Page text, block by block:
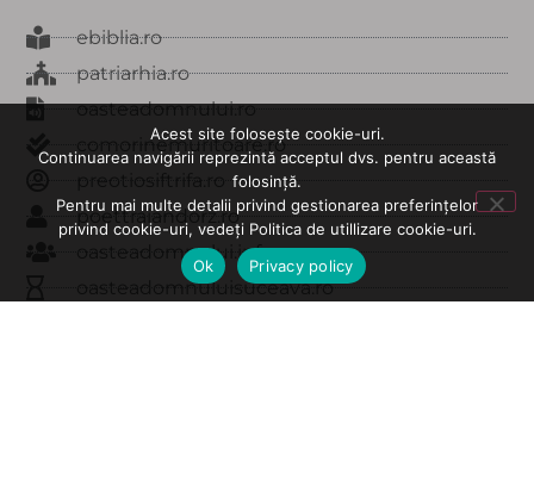
ebiblia.ro
patriarhia.ro
oasteadomnului.ro
comorinemuritoare.ro
poettraiandorz.ro
oasteadomnului.info
oasteadomnuluisuceava.ro
Acest site folosește cookie-uri.
Continuarea navigării reprezintă acceptul dvs. pentru această
folosință.
Pentru mai multe detalii privind gestionarea preferințelor
privind cookie-uri, vedeți Politica de utillizare cookie-uri.
Ok
Privacy policy